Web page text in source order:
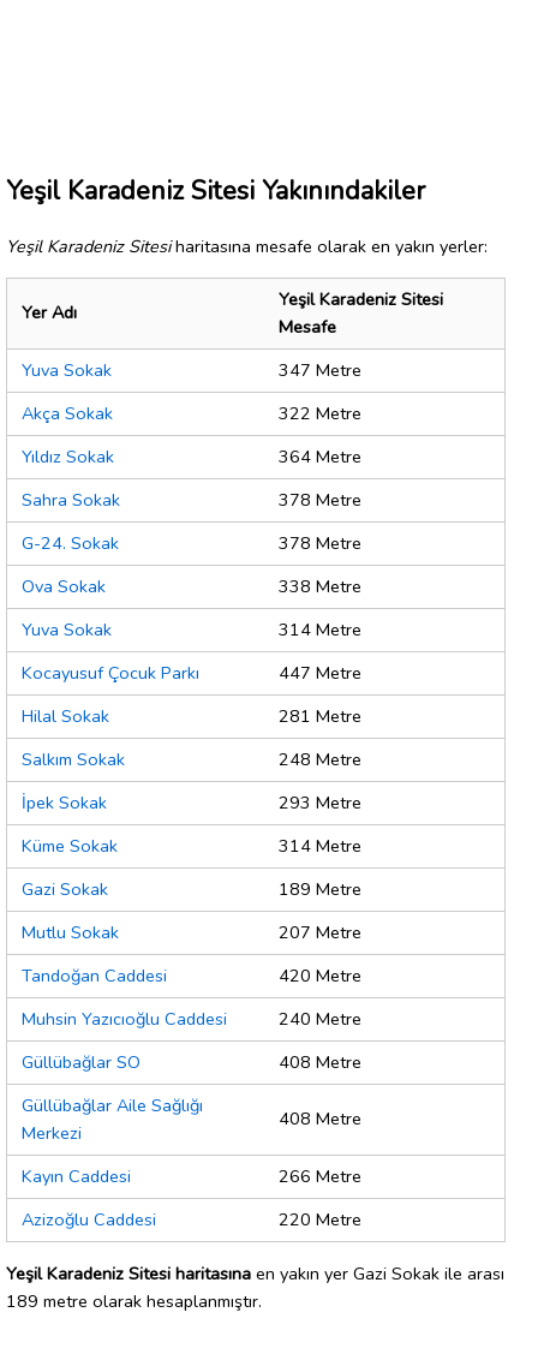
Yeşil Karadeniz Sitesi Yakınındakiler
Yeşil Karadeniz Sitesiharitasına mesafe olarak en yakın yerler:
Yer Adı
Yeşil Karadeniz Sitesi
Mesafe
Yuva Sokak
347 Metre
Akça Sokak
322 Metre
Yıldız Sokak
364 Metre
Sahra Sokak
378 Metre
G-24. Sokak
378 Metre
Ova Sokak
338 Metre
Yuva Sokak
314 Metre
Kocayusuf Çocuk Parkı
447 Metre
Hilal Sokak
281 Metre
Salkım Sokak
248 Metre
İpek Sokak
293 Metre
Küme Sokak
314 Metre
Gazi Sokak
189 Metre
Mutlu Sokak
207 Metre
Tandoğan Caddesi
420 Metre
Muhsin Yazıcıoğlu Caddesi
240 Metre
Güllübağlar SO
408 Metre
Güllübağlar Aile Sağlığı
Merkezi
408 Metre
Kayın Caddesi
266 Metre
Azizoğlu Caddesi
220 Metre
Yeşil Karadeniz Sitesi haritasına en yakın yer Gazi Sokak ile arası
189 metre olarak hesaplanmıştır.